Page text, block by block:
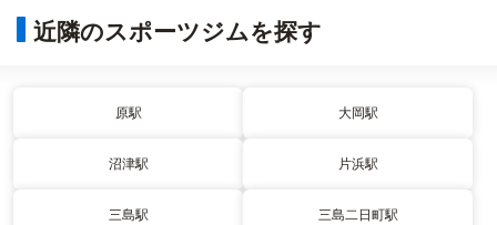
近隣のスポーツジムを探す
原駅 大岡駅
沼津駅 片浜駅
三島駅 三島二日町駅